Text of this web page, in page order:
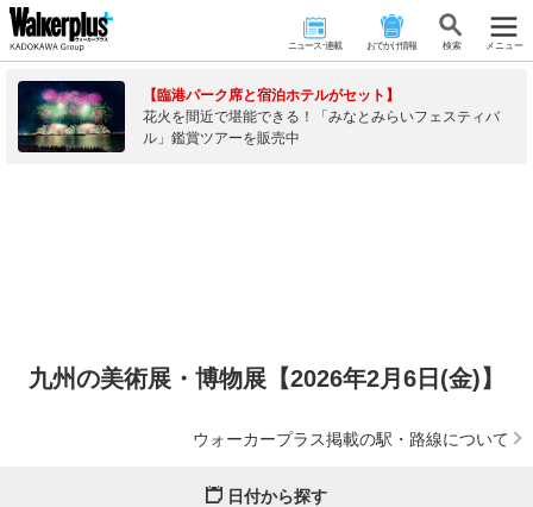
ニュース･連載 おでかけ情報 検 索 メニュー
【臨港パーク席と宿泊ホテルがセット】
花火を間近で堪能できる！「みなとみらいフェスティバ
ル」鑑賞ツアーを販売中
九州の美術展・博物展【2026年2月6日(金)】
ウォーカープラス掲載の駅・路線について
日付から探す